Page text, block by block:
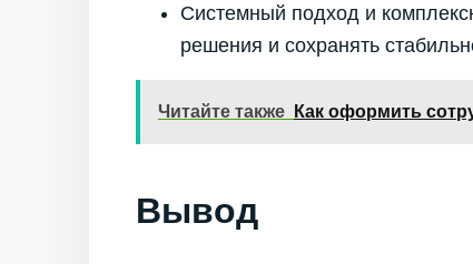
Системный подход и
решения и сохранять
Читайте также Как оформить
Вывод